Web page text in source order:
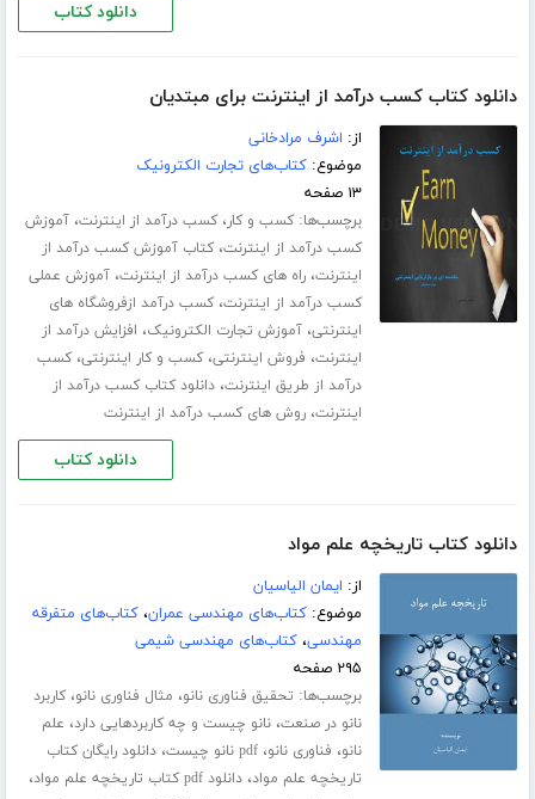
دانلود کتاب
دانلود کتاب کسب درآمد از اینترنت برای مبتدیان
از: اشرف مرادخانی
موضوع:کتاب‌های تجارت الکترونیک
۱۳ صفحه
برچسب‌ها:کسب و کار،کسب درآمد از اینترنت،آموزش
کسب درآمد از اینترنت،کتاب آموزش کسب درآمد از
اینترنت،راه های کسب درآمد از اینترنت،آموزش عملی
کسب درآمد از اینترنت،کسب درآمد ازفروشگاه های
اینترنتی،آموزش تجارت الکترونیک، افزایش درآمد از
اینترنت، فروش اینترنتی،کسب و کار اینترنتی،کسب
درآمد از طریق اینترنت،دانلود کتاب کسب درآمد از
اینترنت،روش های کسب درآمد از اینترنت
دانلود کتاب
دانلود کتاب تاریخچه علم مواد
از: ایمان الیاسیان
موضوع:کتاب‌های مهندسی عمران،کتاب‌های متفرقه
مهندسی،کتاب‌های مهندسی شیمی
۲۹۵ صفحه
برچسب‌ها: تحقیق فناوری نانو، مثال فناوری نانو،کاربرد
نانو در صنعت،نانو چیست و چه کاربردهایی دارد، علم
نانو، فناوری نانو،pdf نانو چیست ،دانلود رایگان کتاب
تاریخچه علم مواد،دانلود pdf کتاب تاریخچه علم مواد ،